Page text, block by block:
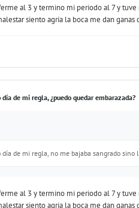
al 3 y termino mi periodo al 7 y
siento agria la boca me dan ganas
de mi regla, ¿puedo quedar embarazada?
de mi regla, no me bajaba sangrado sino
al 3 y termino mi periodo al 7 y
siento agria la boca me dan ganas